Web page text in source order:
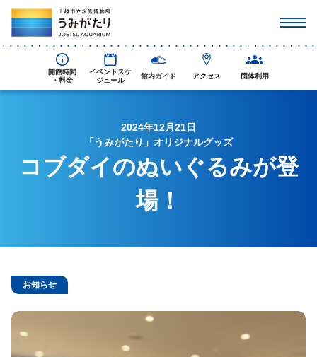
開館時間
・料金
イベントスケ
ジュール
館内ガイド アクセス 団体利用
2024年12月21日
「うみがたり」オリジナルグッズ
コブダイのぬいぐるみが登
場！
お知らせ